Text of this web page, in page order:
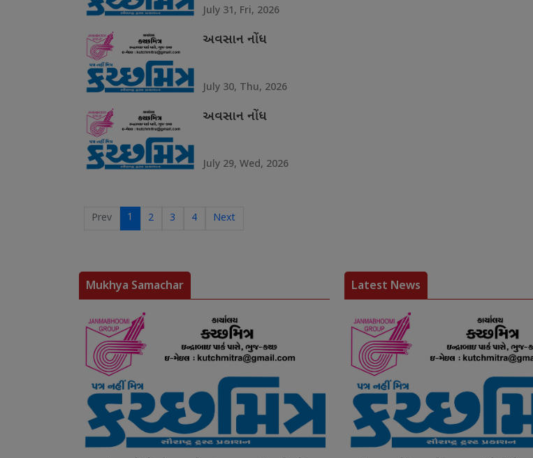
July 31, Fri, 2026
અવસાન નોંધ
July 30, Thu, 2026
અવસાન નોંધ
July 29, Wed, 2026
Prev 1 2 3 4 Next
Mukhya Samachar Latest News